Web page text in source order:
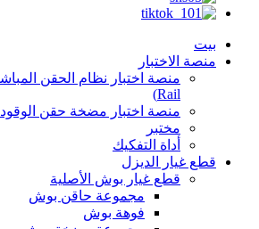
بيت
منصة الاختبار
Rail)
منصة اختبار مضخة حقن الوقود
مختبر
أداة التفكيك
قطع غيار الديزل
قطع غيار بوش الأصلية
مجموعة حاقن بوش
فوهة بوش